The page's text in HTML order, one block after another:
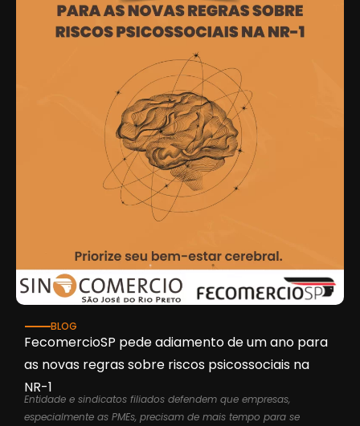
BLOG
FecomercioSP pede adiamento de um ano para
as novas regras sobre riscos psicossociais na
NR-1
Entidade e sindicatos filiados defendem que empresas,
especialmente as PMEs, precisam de mais tempo para se